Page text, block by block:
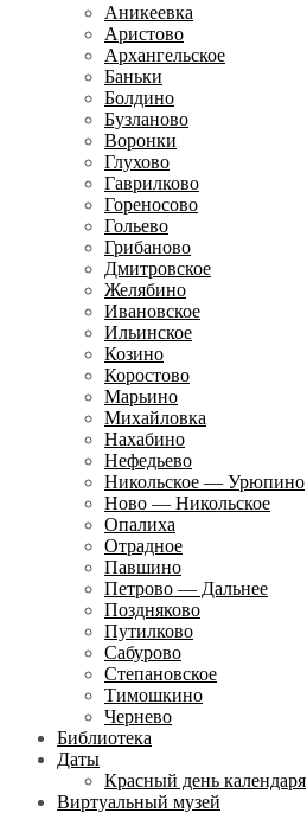
Аникеевка
Аристово
Архангельское
Баньки
Болдино
Бузланово
Воронки
Глухово
Гаврилково
Гореносово
Гольево
Грибаново
Дмитровское
Желябино
Ивановское
Ильинское
Козино
Коростово
Марьино
Михайловка
Нахабино
Нефедьево
Никольское — Урюпино
Ново — Никольское
Опалиха
Отрадное
Павшино
Петрово — Дальнее
Поздняково
Путилково
Сабурово
Степановское
Тимошкино
Чернево
Библиотека
Даты
Красный день календаря
Виртуальный музей